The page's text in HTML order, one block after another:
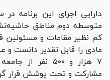
متوسطه دوم مناطق
کم نظیر مقامات و
مادی را قابل تقدیر دانست
۷ هزار و ۵۰۰
مشارکت و تحت پوشش قرار